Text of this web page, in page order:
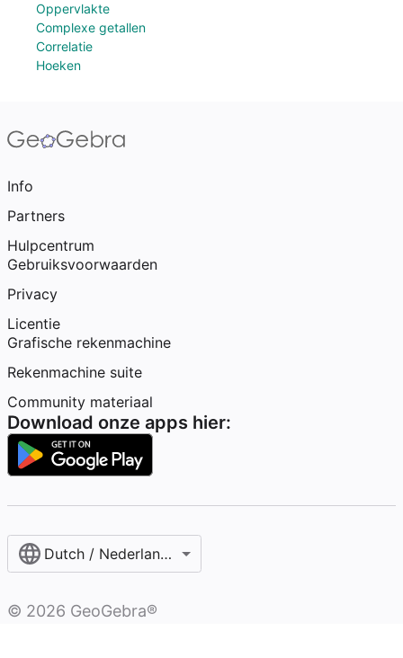
Oppervlakte
Complexe getallen
Correlatie
Hoeken
Info
Partners
Hulpcentrum
Gebruiksvoorwaarden
Privacy
Licentie
Grafische rekenmachine
Rekenmachine suite
Community materiaal
Download onze apps hier:
Dutch / Nederlands‎ (België)‎
© 2026 GeoGebra®